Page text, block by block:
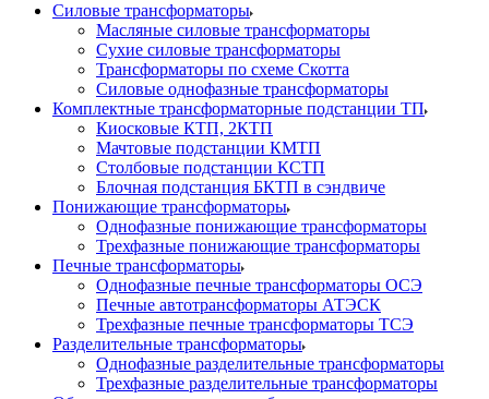
Силовые трансформаторы
Масляные силовые трансформаторы
Сухие силовые трансформаторы
Трансформаторы по схеме Скотта
Силовые однофазные трансформаторы
Комплектные трансформаторные подстанции ТП
Киосковые КТП, 2КТП
Мачтовые подстанции КМТП
Столбовые подстанции КСТП
Блочная подстанция БКТП в сэндвиче
Понижающие трансформаторы
Однофазные понижающие трансформаторы
Трехфазные понижающие трансформаторы
Печные трансформаторы
Однофазные печные трансформаторы ОСЭ
Печные автотрансформаторы АТЭСК
Трехфазные печные трансформаторы ТСЭ
Разделительные трансформаторы
Однофазные разделительные трансформаторы
Трехфазные разделительные трансформаторы